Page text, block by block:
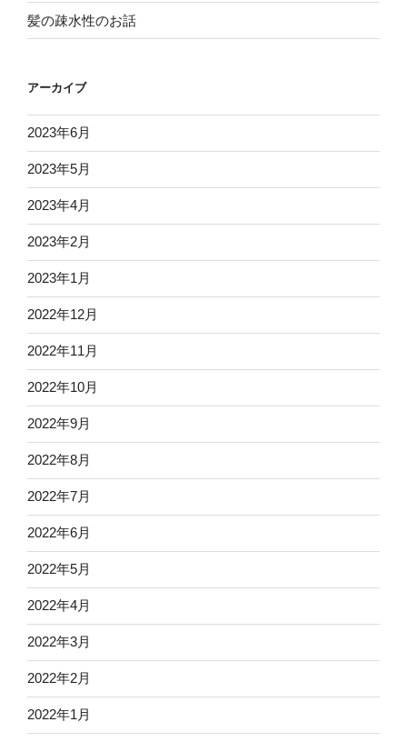
髪の疎水性のお話
アーカイブ
2023年6月
2023年5月
2023年4月
2023年2月
2023年1月
2022年12月
2022年11月
2022年10月
2022年9月
2022年8月
2022年7月
2022年6月
2022年5月
2022年4月
2022年3月
2022年2月
2022年1月